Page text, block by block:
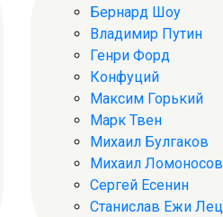
Бернард Шоу
Владимир Путин
Генри Форд
Конфуций
Максим Горький
Марк Твен
Михаил Булгаков
Михаил Ломоносов
Сергей Есенин
Станислав Ежи Лец